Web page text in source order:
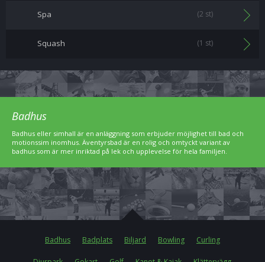
Spa (2 st)
Squash (1 st)
Badhus
Badhus eller simhall är en anläggning som erbjuder möjlighet till bad och
motionssim inomhus. Äventyrsbad är en rolig och omtyckt variant av
badhus som är mer inriktad på lek och upplevelse för hela familjen.
Badhus Badplats Biljard Bowling Curling